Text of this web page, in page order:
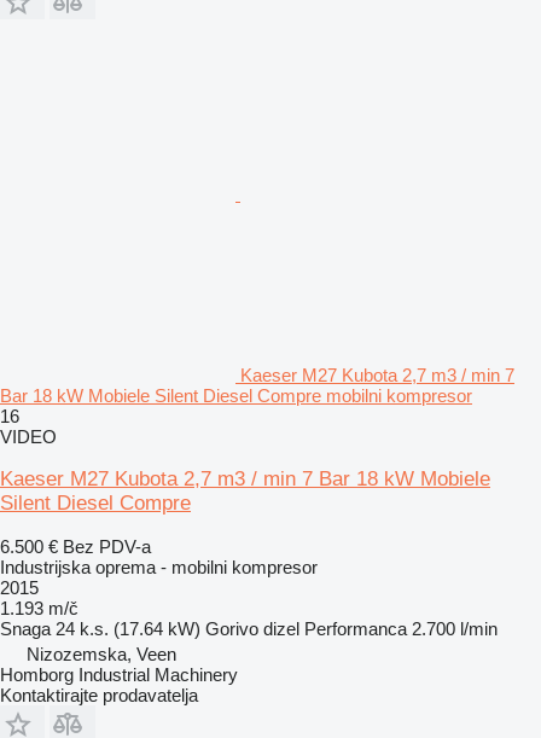
Kaeser M27 Kubota 2,7 m3 / min 7
Bar 18 kW Mobiele Silent Diesel Compre mobilni kompresor
16
VIDEO
Kaeser M27 Kubota 2,7 m3 / min 7 Bar 18 kW Mobiele
Silent Diesel Compre
6.500 € Bez PDV-a
Industrijska oprema - mobilni kompresor
2015
1.193 m/č
Snaga 24 k.s. (17.64 kW) Gorivo dizel Performanca 2.700 l/min
Nizozemska, Veen
Homborg Industrial Machinery
Kontaktirajte prodavatelja